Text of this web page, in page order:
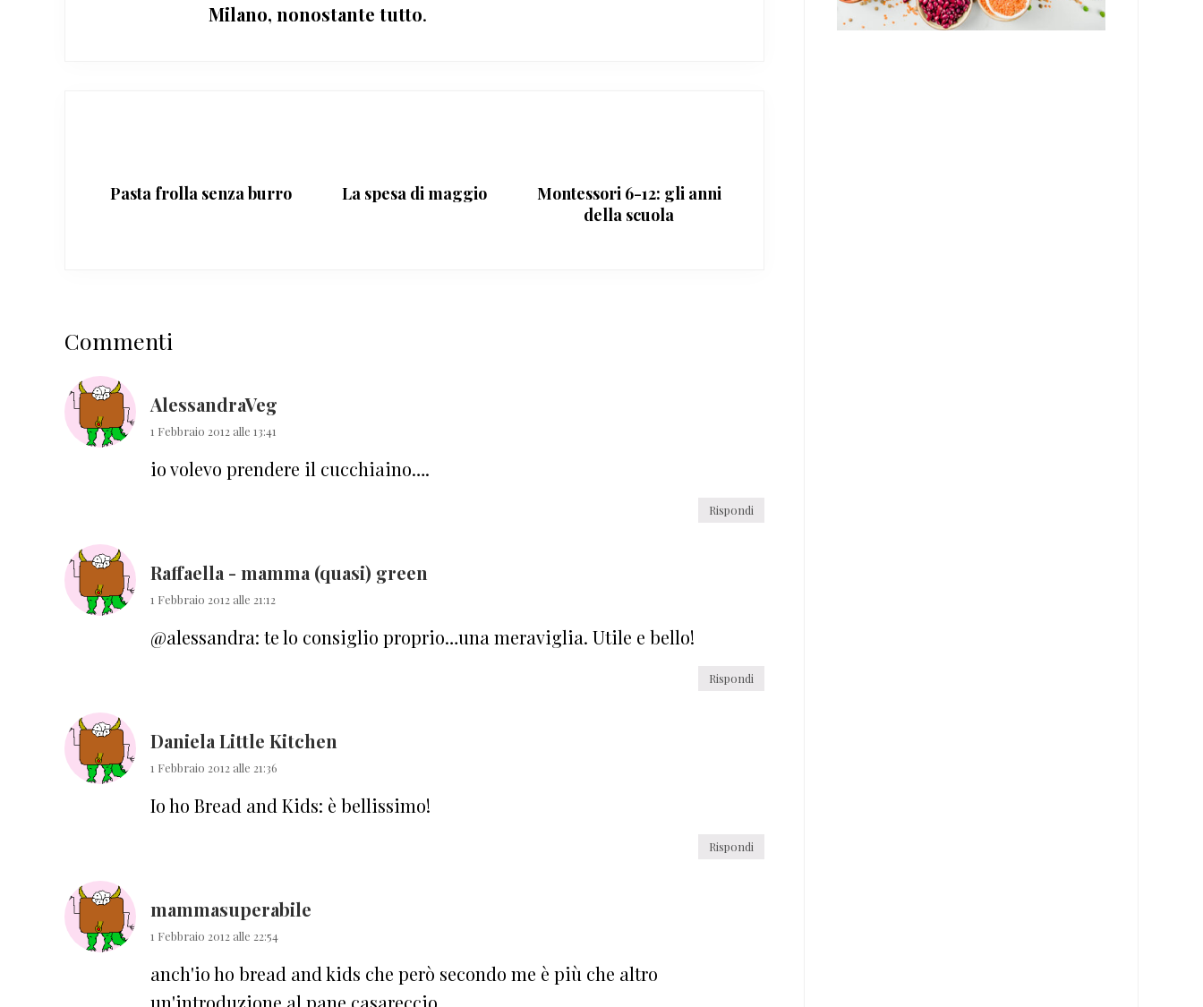
Milano, nonostante tutto.
Pasta frolla senza burro La spesa di maggio
Montessori 6-12: gli anni
della scuola
del
lettore
Commenti
AlessandraVeg
1 Febbraio 2012 alle 13:41
io volevo prendere il cucchiaino….
Rispondi
Raffaella - mamma (quasi) green
1 Febbraio 2012 alle 21:12
@alessandra: te lo consiglio proprio…una meraviglia. Utile e bello!
Rispondi
Daniela Little Kitchen
1 Febbraio 2012 alle 21:36
Io ho Bread and Kids: è bellissimo!
Rispondi
mammasuperabile
1 Febbraio 2012 alle 22:54
anch'io ho bread and kids che però secondo me è più che altro
un'introduzione al pane casareccio…